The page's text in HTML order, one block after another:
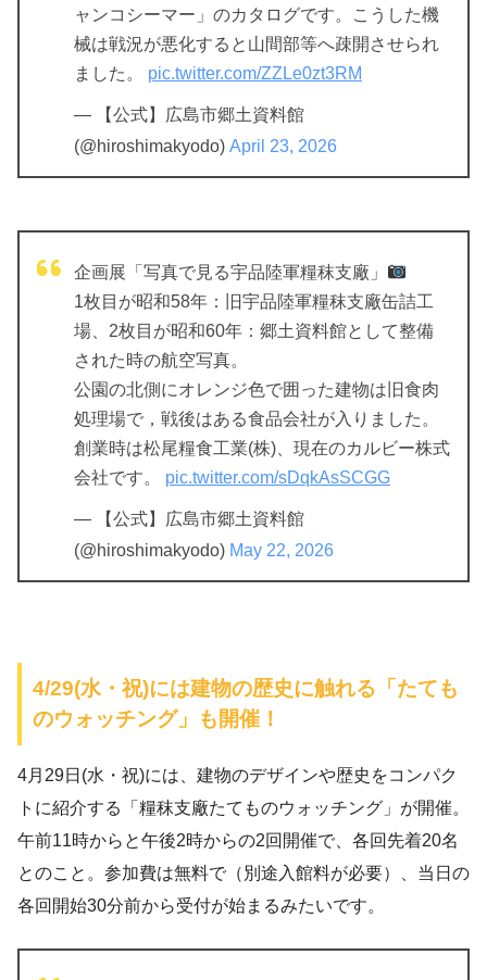
ャンコシーマー」のカタログです。こうした機
械は戦況が悪化すると山間部等へ疎開させられ
ました。 pic.twitter.com/ZZLe0zt3RM
— 【公式】広島市郷土資料館
(@hiroshimakyodo) April 23, 2026
企画展「写真で見る宇品陸軍糧秣支廠」
1枚目が昭和58年：旧宇品陸軍糧秣支廠缶詰工
場、2枚目が昭和60年：郷土資料館として整備
された時の航空写真。
公園の北側にオレンジ色で囲った建物は旧食肉
処理場で，戦後はある食品会社が入りました。
創業時は松尾糧食工業(株)、現在のカルビー株式
会社です。 pic.twitter.com/sDqkAsSCGG
— 【公式】広島市郷土資料館
(@hiroshimakyodo) May 22, 2026
4/29(水・祝)には建物の歴史に触れる「たても
のウォッチング」も開催！
4月29日(水・祝)には、建物のデザインや歴史をコンパク
トに紹介する「糧秣支廠たてものウォッチング」が開催。
午前11時からと午後2時からの2回開催で、各回先着20名
とのこと。参加費は無料で（別途入館料が必要）、当日の
各回開始30分前から受付が始まるみたいです。